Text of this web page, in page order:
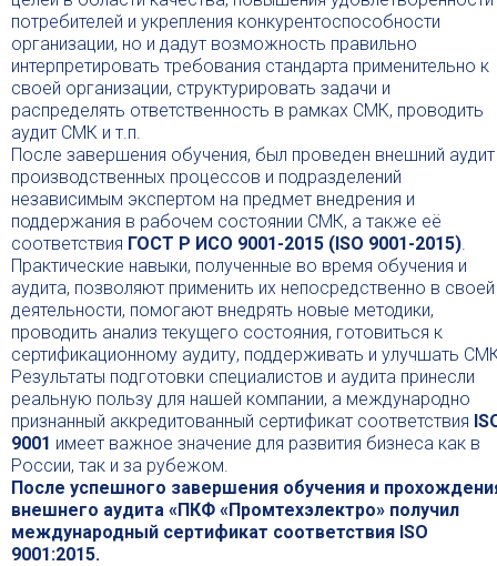
потребителей и укрепления конкурентоспособности
организации, но и дадут возможность правильно
интерпретировать требования стандарта применительно к
своей организации, структурировать задачи и
распределять ответственность в рамках СМК, проводить
аудит СМК и т.п.
После завершения обучения, был проведен внешний аудит
производственных процессов и подразделений
независимым экспертом на предмет внедрения и
поддержания в рабочем состоянии СМК, а также её
соответствия ГОСТ Р ИСО 9001-2015 (ISO 9001-2015)
Практические навыки, полученные во время обучения и
аудита, позволяют применить их непосредственно в своей
деятельности, помогают внедрять новые методики,
проводить анализ текущего состояния, готовиться к
сертификационному аудиту, поддерживать и улучшать
Результаты подготовки специалистов и аудита принесли
реальную пользу для нашей компании, а международно
признанный аккредитованный сертификат соответствия
9001 имеет важное значение для развития бизнеса как в
России, так и за рубежом.
После успешного завершения обучения и
внешнего аудита «ПКФ «Промтехэлектро» получил
международный сертификат соответствия ISO
9001:2015.